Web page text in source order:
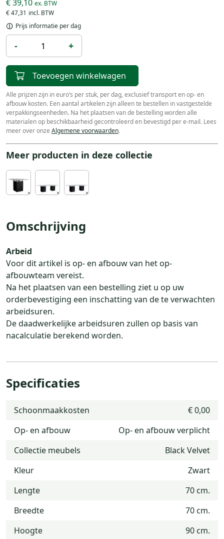
€ 47,31
€ 39,10
Prijs informatie per dag
- +
Toevoegen winkelwagen
Alle prijzen zijn in euro’s per stuk, per dag, exclusief transport en op- en
afbouw kosten. Een aantal artikelen zijn alleen te bestellen in vastgestelde
verpakkingseenheden. Na het plaatsen van de bestelling worden alle
materialen op beschikbaarheid gecontroleerd en bevestigd per e-mail. Lees
meer over onze Algemene voorwaarden.
Meer producten in deze collectie
Omschrijving
Arbeid
Voor dit artikel is op- en afbouw van het op-
afbouwteam vereist.
Na het plaatsen van een bestelling ziet u op uw
orderbevestiging een inschatting van de te verwachten
arbeidsuren.
De daadwerkelijke arbeidsuren zullen op basis van
nacalculatie berekend worden.
Specificaties
Schoonmaakkosten
€ 0,00
Op- en afbouw
Op- en afbouw verplicht
Collectie meubels
Black Velvet
Kleur
Zwart
Lengte
70 cm.
Breedte
70 cm.
Hoogte
90 cm.